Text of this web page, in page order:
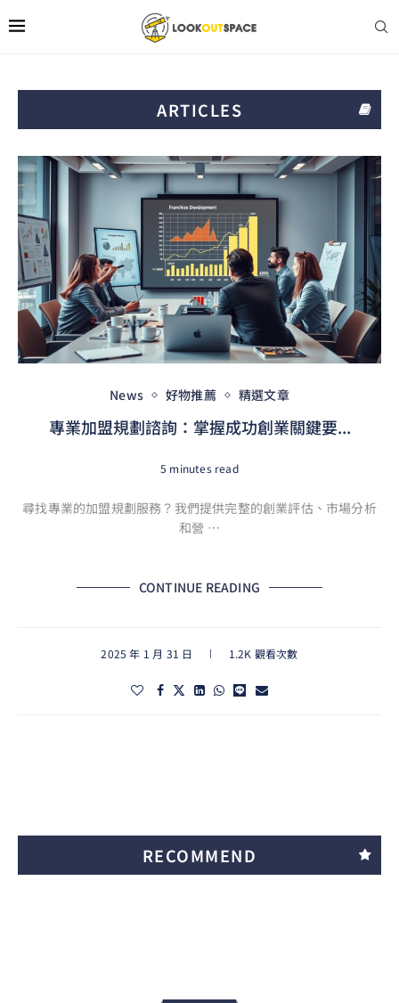
ARTICLES
News 好物推薦 精選文章
專業加盟規劃諮詢：掌握成功創業關鍵要...
5 minutes read
尋找專業的加盟規劃服務？我們提供完整的創業評估、市場分析
和營 …
CONTINUE READING
2025 年 1 月 31 日 1.2K 觀看次數
RECOMMEND